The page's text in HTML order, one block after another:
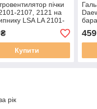
пічки
2107, 2121 на
LSA LA 2101-
Купити
LA
459
рік